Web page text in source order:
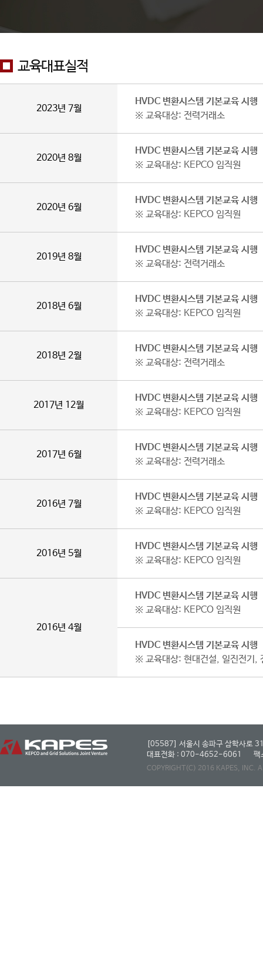
교육대표실적
2023년 7월
HVDC 변환시스템 기본교육 시행
※ 교육대상: 전력거래소
2020년 8월
HVDC 변환시스템 기본교육 시행
※ 교육대상: KEPCO 임직원
2020년 6월
HVDC 변환시스템 기본교육 시행
※ 교육대상: KEPCO 임직원
2019년 8월
HVDC 변환시스템 기본교육 시행
※ 교육대상: 전력거래소
2018년 6월
HVDC 변환시스템 기본교육 시행
※ 교육대상: KEPCO 임직원
2018년 2월
HVDC 변환시스템 기본교육 시행
※ 교육대상: 전력거래소
2017년 12월
HVDC 변환시스템 기본교육 시행
※ 교육대상: KEPCO 임직원
2017년 6월
HVDC 변환시스템 기본교육 시행
※ 교육대상: 전력거래소
2016년 7월
HVDC 변환시스템 기본교육 시행
※ 교육대상: KEPCO 임직원
2016년 5월
HVDC 변환시스템 기본교육 시행
※ 교육대상: KEPCO 임직원
2016년 4월
HVDC 변환시스템 기본교육 시행
※ 교육대상: KEPCO 임직원
HVDC 변환시스템 기본교육 시행
※ 교육대상: 현대건설, 일진전기,
[05587] 서울시 송파구 삼학사로
대표전화 : 070-4652-6061
COPYRIGHT(C) 2016 KAPES, INC.